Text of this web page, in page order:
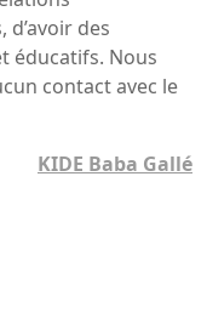
des
éducatifs. Nous
contact avec le
KIDE Baba Gallé